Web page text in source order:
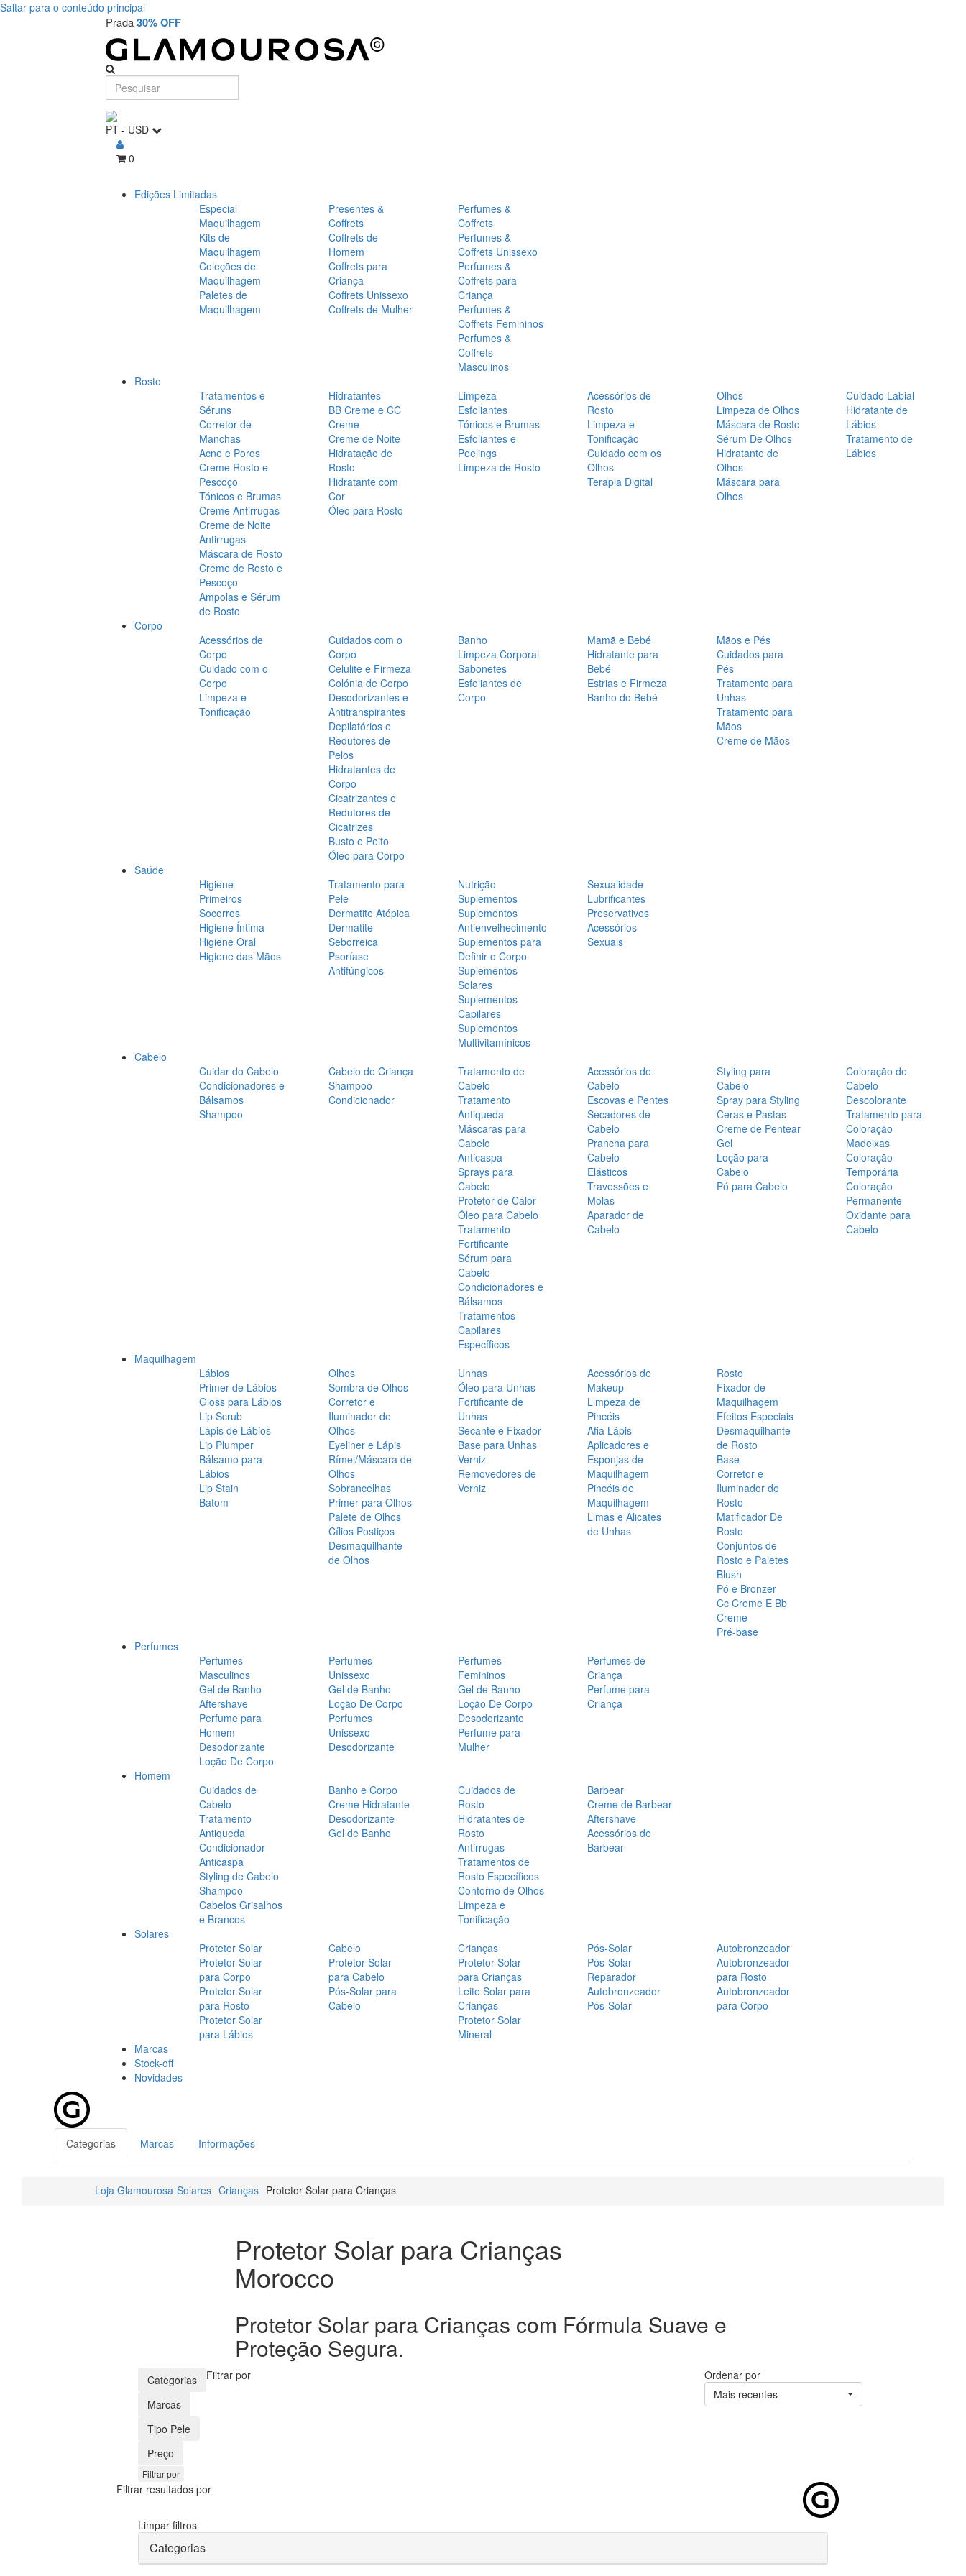
Saltar para o conteúdo principal
Prada30% OFF
PT - USD
0
Edições Limitadas
Especial
Maquilhagem
Kits de
Maquilhagem
Coleções de
Maquilhagem
Paletes de
Maquilhagem
Presentes &
Coffrets
Coffrets de
Homem
Coffrets para
Criança
Coffrets Unissexo
Coffrets de Mulher
Perfumes &
Coffrets
Perfumes &
Coffrets Unissexo
Perfumes &
Coffrets para
Criança
Perfumes &
Coffrets Femininos
Perfumes &
Coffrets
Masculinos
Rosto
Tratamentos e
Séruns
Corretor de
Manchas
Acne e Poros
Creme Rosto e
Pescoço
Tónicos e Brumas
Creme Antirrugas
Creme de Noite
Antirrugas
Máscara de Rosto
Creme de Rosto e
Pescoço
Ampolas e Sérum
de Rosto
Hidratantes
BB Creme e CC
Creme
Creme de Noite
Hidratação de
Rosto
Hidratante com
Cor
Óleo para Rosto
Limpeza
Esfoliantes
Tónicos e Brumas
Esfoliantes e
Peelings
Limpeza de Rosto
Acessórios de
Rosto
Limpeza e
Tonificação
Cuidado com os
Olhos
Terapia Digital
Olhos
Limpeza de Olhos
Máscara de Rosto
Sérum De Olhos
Hidratante de
Olhos
Máscara para
Olhos
Cuidado Labial
Hidratante de
Lábios
Tratamento de
Lábios
Corpo
Acessórios de
Corpo
Cuidado com o
Corpo
Limpeza e
Tonificação
Cuidados com o
Corpo
Celulite e Firmeza
Colónia de Corpo
Desodorizantes e
Antitranspirantes
Depilatórios e
Redutores de
Pelos
Hidratantes de
Corpo
Cicatrizantes e
Redutores de
Cicatrizes
Busto e Peito
Óleo para Corpo
Banho
Limpeza Corporal
Sabonetes
Esfoliantes de
Corpo
Mamã e Bebé
Hidratante para
Bebé
Estrias e Firmeza
Banho do Bebé
Mãos e Pés
Cuidados para
Pés
Tratamento para
Unhas
Tratamento para
Mãos
Creme de Mãos
Saúde
Higiene
Primeiros
Socorros
Higiene Íntima
Higiene Oral
Higiene das Mãos
Tratamento para
Pele
Dermatite Atópica
Dermatite
Seborreica
Psoríase
Antifúngicos
Nutrição
Suplementos
Suplementos
Antienvelhecimento
Suplementos para
Definir o Corpo
Suplementos
Solares
Suplementos
Capilares
Suplementos
Multivitamínicos
Sexualidade
Lubrificantes
Preservativos
Acessórios
Sexuais
Cabelo
Cuidar do Cabelo
Condicionadores e
Bálsamos
Shampoo
Cabelo de Criança
Shampoo
Condicionador
Tratamento de
Cabelo
Tratamento
Antiqueda
Máscaras para
Cabelo
Anticaspa
Sprays para
Cabelo
Protetor de Calor
Óleo para Cabelo
Tratamento
Fortificante
Sérum para
Cabelo
Condicionadores e
Bálsamos
Tratamentos
Capilares
Específicos
Acessórios de
Cabelo
Escovas e Pentes
Secadores de
Cabelo
Prancha para
Cabelo
Elásticos
Travessões e
Molas
Aparador de
Cabelo
Styling para
Cabelo
Spray para Styling
Ceras e Pastas
Creme de Pentear
Gel
Loção para
Cabelo
Pó para Cabelo
Coloração de
Cabelo
Descolorante
Tratamento para
Coloração
Madeixas
Coloração
Temporária
Coloração
Permanente
Oxidante para
Cabelo
Maquilhagem
Lábios
Primer de Lábios
Gloss para Lábios
Lip Scrub
Lápis de Lábios
Lip Plumper
Bálsamo para
Lábios
Lip Stain
Batom
Olhos
Sombra de Olhos
Corretor e
Iluminador de
Olhos
Eyeliner e Lápis
Rímel/Máscara de
Olhos
Sobrancelhas
Primer para Olhos
Palete de Olhos
Cílios Postiços
Desmaquilhante
de Olhos
Unhas
Óleo para Unhas
Fortificante de
Unhas
Secante e Fixador
Base para Unhas
Verniz
Removedores de
Verniz
Acessórios de
Makeup
Limpeza de
Pincéis
Afia Lápis
Aplicadores e
Esponjas de
Maquilhagem
Pincéis de
Maquilhagem
Limas e Alicates
de Unhas
Rosto
Fixador de
Maquilhagem
Efeitos Especiais
Desmaquilhante
de Rosto
Base
Corretor e
Iluminador de
Rosto
Matificador De
Rosto
Conjuntos de
Rosto e Paletes
Blush
Pó e Bronzer
Cc Creme E Bb
Creme
Pré-base
Perfumes
Perfumes
Masculinos
Gel de Banho
Aftershave
Perfume para
Homem
Desodorizante
Loção De Corpo
Perfumes
Unissexo
Gel de Banho
Loção De Corpo
Perfumes
Unissexo
Desodorizante
Perfumes
Femininos
Gel de Banho
Loção De Corpo
Desodorizante
Perfume para
Mulher
Perfumes de
Criança
Perfume para
Criança
Homem
Cuidados de
Cabelo
Tratamento
Antiqueda
Condicionador
Anticaspa
Styling de Cabelo
Shampoo
Cabelos Grisalhos
e Brancos
Banho e Corpo
Creme Hidratante
Desodorizante
Gel de Banho
Cuidados de
Rosto
Hidratantes de
Rosto
Antirrugas
Tratamentos de
Rosto Específicos
Contorno de Olhos
Limpeza e
Tonificação
Barbear
Creme de Barbear
Aftershave
Acessórios de
Barbear
Solares
Protetor Solar
Protetor Solar
para Corpo
Protetor Solar
para Rosto
Protetor Solar
para Lábios
Cabelo
Protetor Solar
para Cabelo
Pós-Solar para
Cabelo
Crianças
Protetor Solar
para Crianças
Leite Solar para
Crianças
Protetor Solar
Mineral
Pós-Solar
Pós-Solar
Reparador
Autobronzeador
Pós-Solar
Autobronzeador
Autobronzeador
para Rosto
Autobronzeador
para Corpo
Marcas
Stock-off
Novidades
Categorias Marcas Informações
Loja Glamourosa Solares Crianças Protetor Solar para Crianças
Protetor Solar para Crianças
Morocco
Protetor Solar para Crianças com Fórmula Suave e
Proteção Segura.
Filtrar por
Categorias
Marcas
Tipo Pele
Preço
Filtrar por
Ordenar por
Mais recentes
Filtrar resultados por
Limpar filtros
Categorias